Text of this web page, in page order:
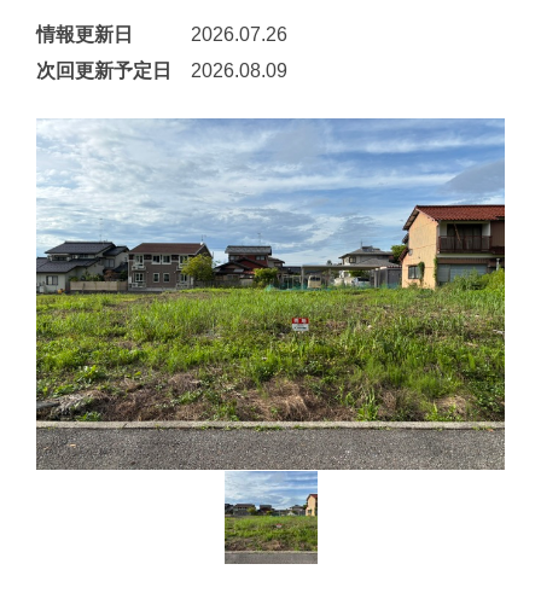
情報更新日
2026.07.26
次回更新予定日
2026.08.09